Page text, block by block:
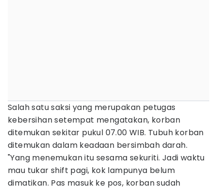
Salah satu saksi yang merupakan petugas
kebersihan setempat mengatakan, korban
ditemukan sekitar pukul 07.00 WIB. Tubuh korban
ditemukan dalam keadaan bersimbah darah.
"Yang menemukan itu sesama sekuriti. Jadi waktu
mau tukar shift pagi, kok lampunya belum
dimatikan. Pas masuk ke pos, korban sudah